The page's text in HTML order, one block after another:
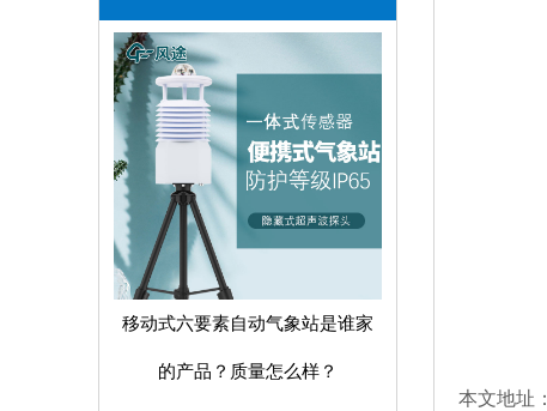
移动式六要素自动气象站是谁家
的产品？质量怎么样？
本文地址：